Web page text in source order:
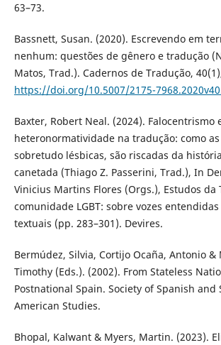
63–73.
Bassnett, Susan. (2020). Escrevendo em
nenhum: questões de gênero e tradução
Matos, Trad.). Cadernos de Tradução,
https://doi.org/10.5007/2175-
Baxter, Robert Neal. (2024). Falocentrismo
heteronormatividade na tradução: como
sobretudo lésbicas, são riscadas da
canetada (Thiago Z. Passerini, Trad.), In
Vinicius Martins Flores (Orgs.), Estudos da
comunidade LGBT: sobre vozes
textuais (pp. 283–301). Devires.
Bermúdez, Silvia, Cortijo Ocaña, Antonio &
Timothy (Eds.). (2002). From Stateless
Postnational Spain. Society of Spanish and
American Studies.
Bhopal, Kalwant & Myers, Martin. (2023).